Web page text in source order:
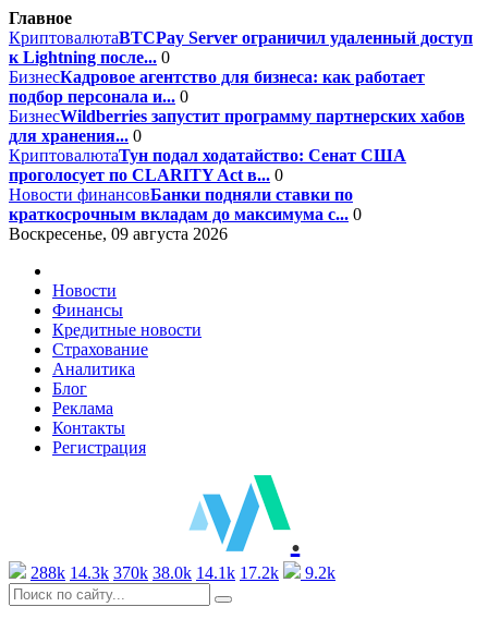
Главное
КриптовалютаBTCPay Server ограничил удаленный доступ
к Lightning после... 0
БизнесКадровое агентство для бизнеса: как работает
подбор персонала и... 0
БизнесWildberries запустит программу партнерских хабов
для хранения... 0
КриптовалютаТун подал ходатайство: Сенат США
проголосует по CLARITY Act в... 0
Новости финансовБанки подняли ставки по
краткосрочным вкладам до максимума с... 0
Воскресенье, 09 августа 2026
Новости
Финансы
Кредитные новости
Страхование
Аналитика
Блог
Реклама
Контакты
Регистрация
.
288k 14.3k 370k 38.0k 14.1k 17.2k 9.2k